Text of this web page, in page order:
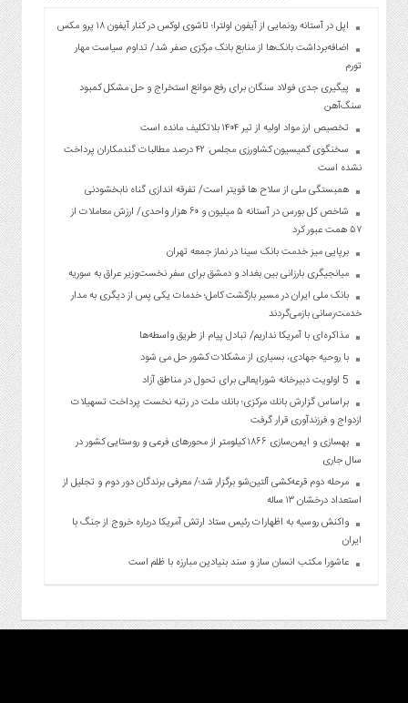
اپل در آستانه رونمایی از آیفون اولترا؛ تاشوی لوکس در کنار آیفون ۱۸ پرو مکس
اضافه‌برداشت بانک‌ها از منابع بانک مرکزی صفر شد/ تداوم سیاست مهار
تورم
پیگیری جدی فولاد سنگان برای رفع موانع استخراج و حل مشکل کمبود
سنگ‌آهن
تخصیص ارز مواد اولیه از تیر ۱۴۰۴ بلاتکلیف مانده است
سخنگوی کمیسیون کشاورزی مجلس: ۴۲ درصد مطالبات گندمکاران پرداخت
نشده است
همبستگی ملی از سلاح ها قویتر است/ تفرقه اندازی گناه نابخشودنی
شاخص کل بورس در آستانه ۵ میلیون و ۶۰ هزار واحدی/ ارزش معاملات از
۵۷ همت عبور کرد
برپایی میز خدمت بانک سینا در نماز جمعه تهران
میانجیگری بارزانی بین بغداد و دمشق برای سفر نخست‌وزیر عراق به سوریه
بانک ملی ایران در مسیر بازگشت کامل؛ خدمات یکی پس از دیگری به مدار
خدمت‌رسانی بازمی‌گردند
مذاکره‌ای با آمریکا نداریم/ تبادل پیام از طریق واسطه‌ها
با روحیه جهادی، بسیاری از مشکلات کشور حل می شود
5 اولویت دبیرخانه شورایعالی برای تحول در مناطق آزاد
براساس گزارش بانك مركزی؛ بانك ملت در رتبه نخست پرداخت تسهیلات
ازدواج و فرزندآوری قرار گرفت
بهسازی و ایمن‌سازی ۱۸۶۶ کیلومتر از محورهای فرعی و روستایی کشور در
سال جاری
مرحله دوم قرعه‌کشی آلتین‌شو برگزار شد؛/ معرفی برندگان دور دوم و تجلیل از
استعداد درخشان ۱۳ ساله
واکنش روسیه به اظهارات رئیس ستاد ارتش آمریکا درباره خروج از جنگ با
ایران
عاشورا مکتب انسان ساز و سند بنیادین مبارزه با ظلم است